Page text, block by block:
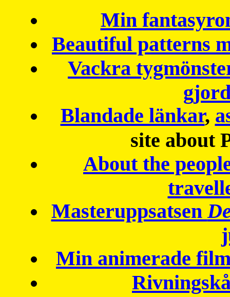
Min
Beautiful patterns
Vackra
Blandade länkar,
site about
About the
Masteruppsatsen
Min animerade